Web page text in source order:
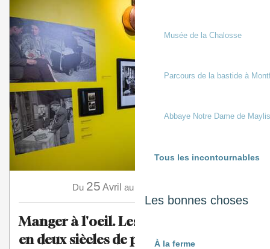
Musée de la Chalosse
Parcours de la bastide à
Abbaye Notre Dame de Maylis
Tous les incontournables
Les bonnes choses
À la ferme
Du 25 Avril au
Manger à l'oeil. Les Français à table
en deux siècles de photos